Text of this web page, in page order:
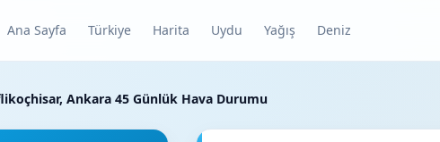
Ana Sayfa Türkiye Harita Uydu Yağış Deniz
Ankara 45 Günlük Hava Durumu